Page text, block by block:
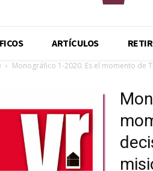
ARTÍCULOS
Monográfico 1-2020. Es el momento de